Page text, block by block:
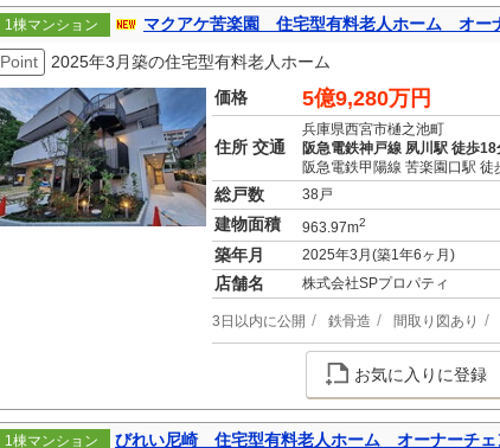
1棟マンション
マクアケ苦楽園 住宅型有料老人ホーム オー
Point
2025年3月築の住宅型有料老人ホーム
価格
5億9,280万円
住所 交通
兵庫県西宮市樋之池町
阪急電鉄神戸線 夙川駅 徒歩18
阪急電鉄甲陽線 苦楽園口駅 徒
総戸数 38戸
建物面積 963.97m2
築年月 2025年3月(築1年6ヶ月)
店舗名 株式会社SPプロパティ
3日以内に公開 鉄骨造 間取り図あり
お気に入りに登録
1棟マンション
びれい尼崎 住宅型有料老人ホーム オーナーチェ